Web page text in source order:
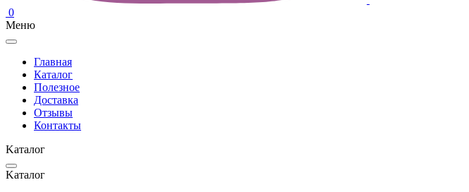
0
Меню
Главная
Каталог
Полезное
Доставка
Отзывы
Контакты
Kаталог
Kаталог